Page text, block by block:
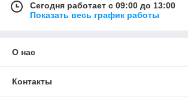
Сегодня работает с 09:00 до 13:00
Показать весь график работы
О нас
Контакты